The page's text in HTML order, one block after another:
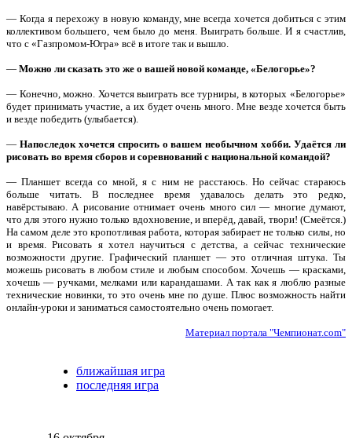
— Когда я перехожу в новую команду, мне всегда хочется добиться с этим
коллективом большего, чем было до меня. Выиграть больше. И я счастлив,
что с «Газпромом-Югра» всё в итоге так и вышло.
— Можно ли сказать это же о вашей новой команде, «Белогорье»?
— Конечно, можно. Хочется выиграть все турниры, в которых «Белогорье»
будет принимать участие, а их будет очень много. Мне везде хочется быть
и везде победить (улыбается).
— Напоследок хочется спросить о вашем необычном хобби. Удаётся ли
рисовать во время сборов и соревнований с национальной командой?
— Планшет всегда со мной, я с ним не расстаюсь. Но сейчас стараюсь
больше читать. В последнее время удавалось делать это редко,
навёрстываю. А рисование отнимает очень много сил — многие думают,
что для этого нужно только вдохновение, и вперёд, давай, твори! (Смеётся.)
На самом деле это кропотливая работа, которая забирает не только силы, но
и время. Рисовать я хотел научиться с детства, а сейчас технические
возможности другие. Графический планшет — это отличная штука. Ты
можешь рисовать в любом стиле и любым способом. Хочешь — красками,
хочешь — ручками, мелками или карандашами. А так как я люблю разные
технические новинки, то это очень мне по душе. Плюс возможность найти
онлайн-уроки и заниматься самостоятельно очень помогает.
Материал портала "Чемпионат.com"
ближайшая игра
последняя игра